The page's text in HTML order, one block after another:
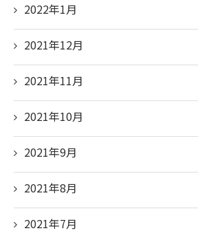
2022年1月
2021年12月
2021年11月
2021年10月
2021年9月
2021年8月
2021年7月